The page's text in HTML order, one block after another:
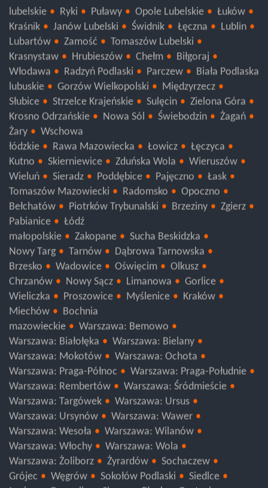
lubelskie
Ryki Puławy Opole Lubelskie
Łuków
Kraśnik
Janów Lubelski Świdnik Łęczna
Lublin
Lubartów
Zamość
Tomaszów Lubelski
Krasnystaw
Hrubieszów Chełm
Biłgoraj
Włodawa
Radzyń Podlaski Parczew
Biała Podlaska
lubuskie
Gorzów Wielkopolski
Międzyrzecz
Słubice
Strzelce Krajeńskie Sulęcin
Zielona Góra
Krosno Odrzańskie
Nowa Sól Świebodzin
Żagań
Żary
Wschowa
łódzkie
Rawa Mazowiecka Łowicz
Łęczyca
Kutno
Skierniewice Zduńska Wola
Wieruszów
Wieluń
Sieradz Poddębice Pajęczno
Łask
Tomaszów Mazowiecki
Radomsko
Opoczno
Bełchatów
Piotrków Trybunalski Brzeziny
Zgierz
Pabianice
Łódź
małopolskie
Zakopane
Sucha Beskidzka
Nowy Targ
Tarnów
Dąbrowa Tarnowska
Brzesko
Wadowice Oświęcim
Olkusz
Chrzanów
Nowy Sącz Limanowa
Gorlice
Wieliczka
Proszowice Myślenice
Kraków
Miechów
Bochnia
mazowieckie
Warszawa: Bemowo
Warszawa: Białołęka
Warszawa: Bielany
Warszawa: Mokotów
Warszawa: Ochota
Warszawa: Praga-Północ
Warszawa: Praga-Południe
Warszawa: Rembertów
Warszawa: Śródmieście
Warszawa: Targówek
Warszawa: Ursus
Warszawa: Ursynów
Warszawa: Wawer
Warszawa: Wesoła
Warszawa: Wilanów
Warszawa: Włochy
Warszawa: Wola
Warszawa: Żoliborz
Żyrardów
Sochaczew
Grójec
Węgrów Sokołów Podlaski
Siedlce